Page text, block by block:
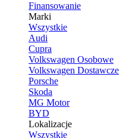
Finansowanie
Marki
Wszystkie
Audi
Cupra
Volkswagen Osobowe
Volkswagen Dostawcze
Porsche
Skoda
MG Motor
BYD
Lokalizacje
Wszystkie